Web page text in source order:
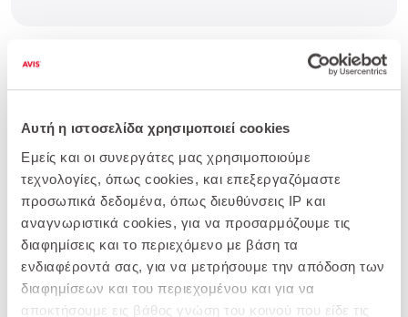
Αυτή η ιστοσελίδα χρησιμοποιεί cookies
Εμείς και οι συνεργάτες μας χρησιμοποιούμε
τεχνολογίες, όπως cookies, και επεξεργαζόμαστε
προσωπικά δεδομένα, όπως διευθύνσεις IP και
αναγνωριστικά cookies, για να προσαρμόζουμε τις
διαφημίσεις και το περιεχόμενο με βάση τα
ενδιαφέροντά σας, για να μετρήσουμε την απόδοση των
διαφημίσεων και του περιεχομένου και για να
αποκτήσουμε εις βάθος γνώση του κοινού που είδε τις
Avis Easy Leasing: Πώς
ξεκινάς leasing αυτοκινήτου